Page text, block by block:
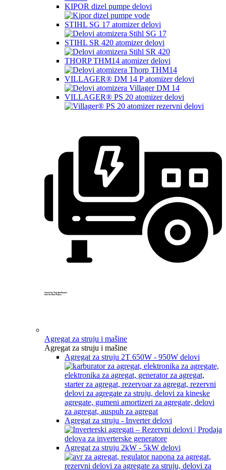
KIPOR dizel pumpe delovi
STIHL SG 17 atomizer delovi
STIHL SR 420 atomizer delovi
THORP THM14 atomizer delovi
VILLAGER® DM 14 P atomizer delovi
VILLAGER® PS 20 atomizer delovi
Created by Yogi Aprelliyanto
from the Noun Project
Agregat za struju i mašine
Agregat za struju i mašine
Agregat za struju 2T 650W - 950W delovi
Agregat za struju - Inverter delovi
Agregat za struju 2kW - 5kW delovi